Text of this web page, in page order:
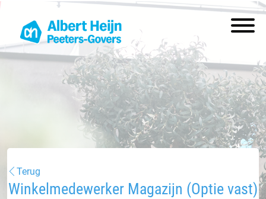
Terug
Winkelmedewerker Magazijn (Optie vast)